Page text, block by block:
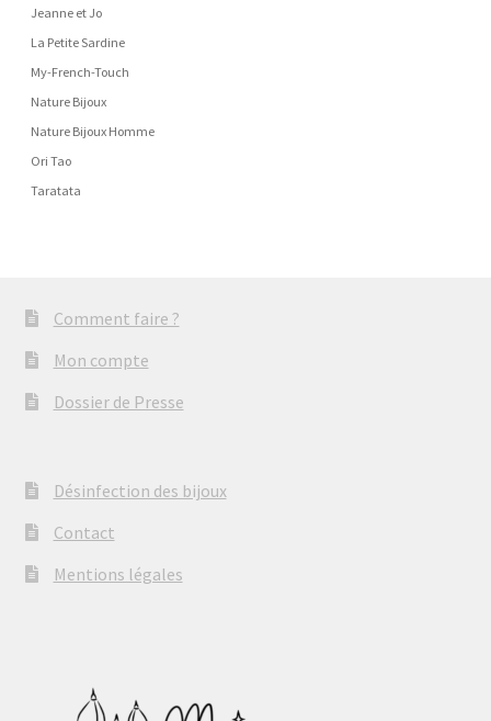
Jeanne et Jo
La Petite Sardine
My-French-Touch
Nature Bijoux
Nature Bijoux Homme
Ori Tao
Taratata
Comment faire ?
Mon compte
Dossier de Presse
Désinfection des bijoux
Contact
Mentions légales